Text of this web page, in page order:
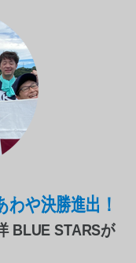
わや決勝進出！
BLUE STARSが